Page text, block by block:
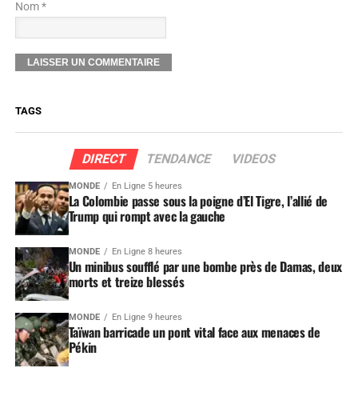
Nom *
TAGS
DIRECT TENDANCE VIDEOS
MONDE En Ligne 5 heures
La Colombie passe sous la poigne d’El Tigre, l’allié de
Trump qui rompt avec la gauche
MONDE En Ligne 8 heures
Un minibus soufflé par une bombe près de Damas, deux
morts et treize blessés
MONDE En Ligne 9 heures
Taïwan barricade un pont vital face aux menaces de
Pékin